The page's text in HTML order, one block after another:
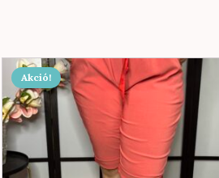
Akció!